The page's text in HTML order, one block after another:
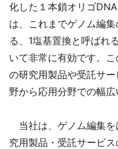
化した１本鎖オリゴ
は、これまでゲノム編
る、1塩基置換と呼ばれ
いて非常に有効です。
の研究用製品や受託サ
野から応用分野での幅広
当社は、ゲノム編集を
究用製品・受託サービ